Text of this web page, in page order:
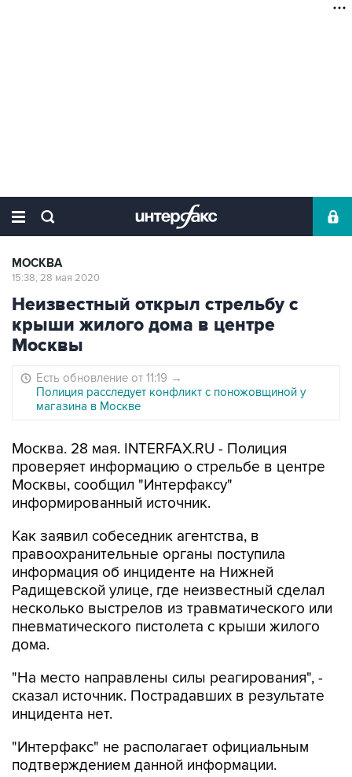
МОСКВА
15:38, 28 мая 2020
Неизвестный открыл стрельбу с
крыши жилого дома в центре
Москвы
Есть обновление от 11:19 →
Полиция расследует конфликт с поножовщиной у
магазина в Москве
Москва. 28 мая. INTERFAX.RU - Полиция
проверяет информацию о стрельбе в центре
Москвы, сообщил "Интерфаксу"
информированный источник.
Как заявил собеседник агентства, в
правоохранительные органы поступила
информация об инциденте на Нижней
Радищевской улице, где неизвестный сделал
несколько выстрелов из травматического или
пневматического пистолета с крыши жилого
дома.
"На место направлены силы реагирования", -
сказал источник. Пострадавших в результате
инцидента нет.
"Интерфакс" не располагает официальным
подтверждением данной информации.